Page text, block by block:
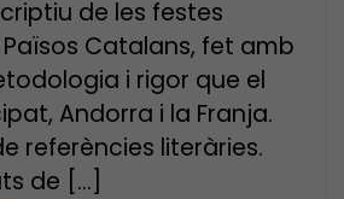
de les festes
Catalans, fet amb
i rigor que el
Andorra i la Franja.
referències literàries.
de […]